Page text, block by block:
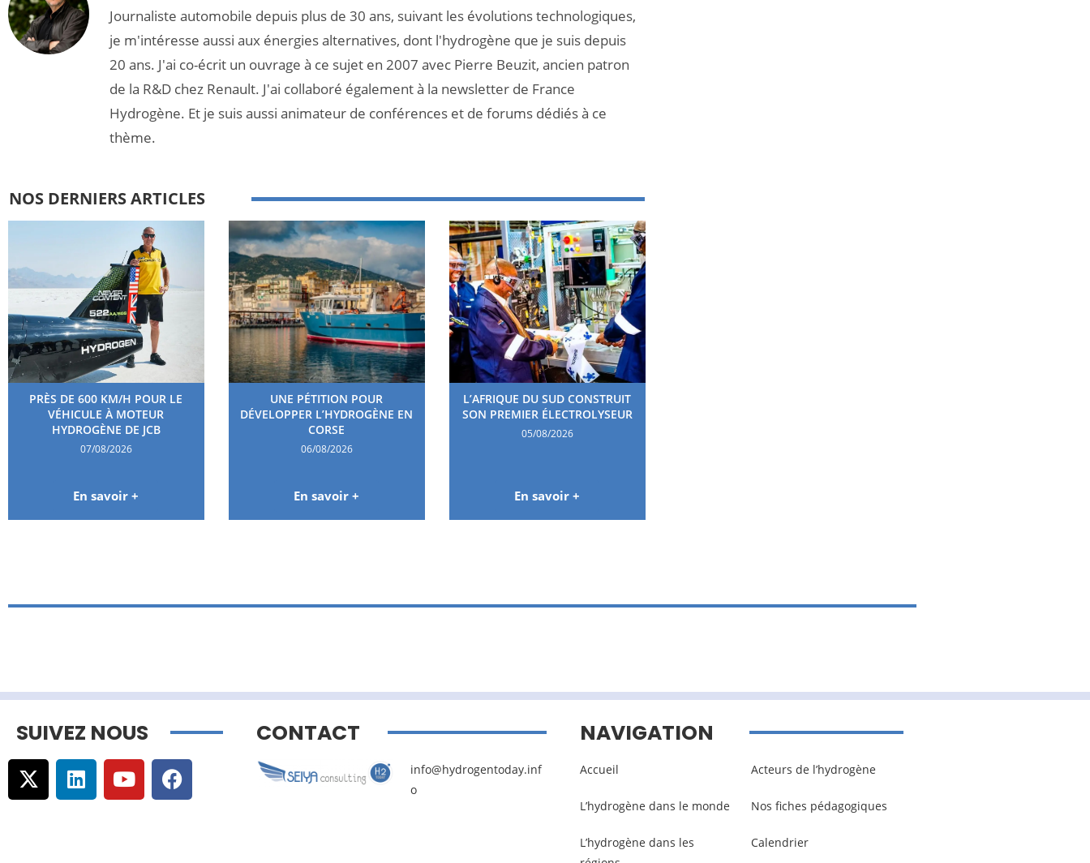
Journaliste automobile depuis plus de 30 ans, suivant les évolutions technologiques,
je m'intéresse aussi aux énergies alternatives, dont l'hydrogène que je suis depuis
20 ans. J'ai co-écrit un ouvrage à ce sujet en 2007 avec Pierre Beuzit, ancien patron
de la R&D chez Renault. J'ai collaboré également à la newsletter de France
Hydrogène. Et je suis aussi animateur de conférences et de forums dédiés à ce
thème.
NOS DERNIERS ARTICLES
PRÈS DE 600 KM/H POUR LE
VÉHICULE À MOTEUR
HYDROGÈNE DE JCB
07/08/2026
En savoir +
UNE PÉTITION POUR
DÉVELOPPER L’HYDROGÈNE EN
CORSE
06/08/2026
En savoir +
L’AFRIQUE DU SUD CONSTRUIT
SON PREMIER ÉLECTROLYSEUR
05/08/2026
En savoir +
SUIVEZ NOUS CONTACT
info@hydrogentoday.inf
o
NAVIGATION
Accueil
L’hydrogène dans le monde
L’hydrogène dans les
Acteurs de l’hydrogène
Nos fiches pédagogiques
Calendrier